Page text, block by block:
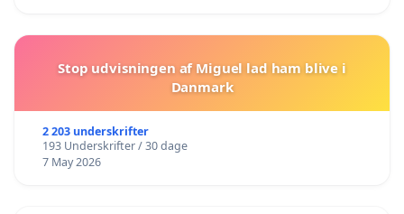
Stop udvisningen af Miguel lad ham blive i
Danmark
2 203 underskrifter
193 Underskrifter / 30 dage
7 May 2026